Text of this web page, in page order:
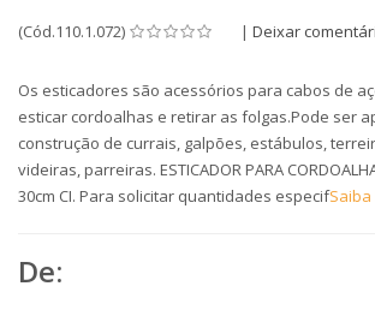
(Cód.110.1.072) | Deixar
Os esticadores são acessórios para cabos de
esticar cordoalhas e retirar as folgas.Pode ser
construção de currais, galpões, estábulos,
videiras, parreiras. ESTICADOR PARA
30cm CI. Para solicitar quantidades especifSaiba
De: